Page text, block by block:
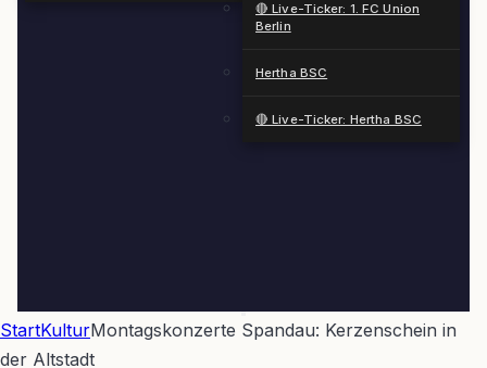
🔴 Live-Ticker: 1. FC Union
Berlin
Hertha BSC
🔴 Live-Ticker: Hertha BSC
StartKulturMontagskonzerte Spandau: Kerzenschein in
der Altstadt